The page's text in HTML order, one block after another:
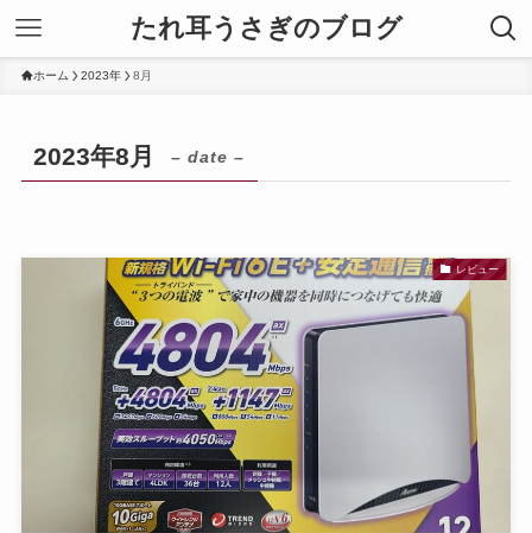
たれ耳うさぎのブログ
ホーム 2023年 8月
2023年8月 – date –
レビュー